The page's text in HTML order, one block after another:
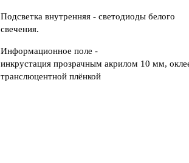
Подсветка внутренняя - светодиоды белого
свечения.
Информационное поле -
инкрустация прозрачным акрилом 10 мм,
транслюцентной плёнкой